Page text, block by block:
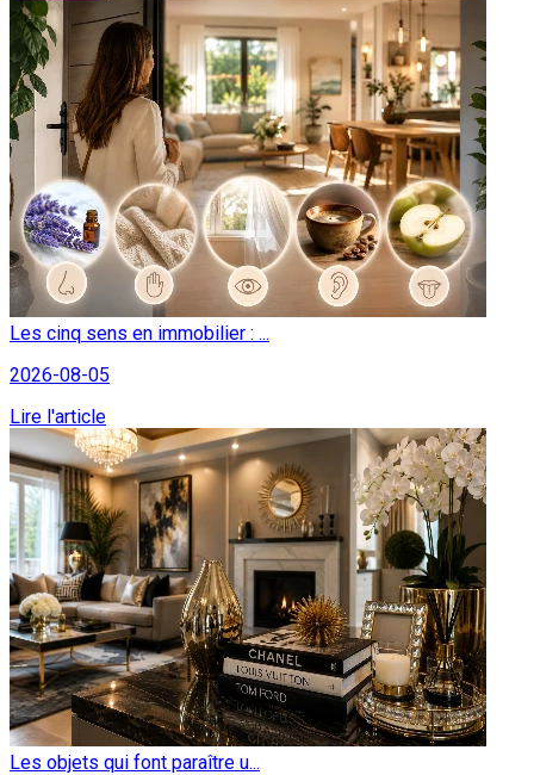
Les cinq sens en immobilier : ...
2026-08-05
Lire l'article
Les objets qui font paraître u...